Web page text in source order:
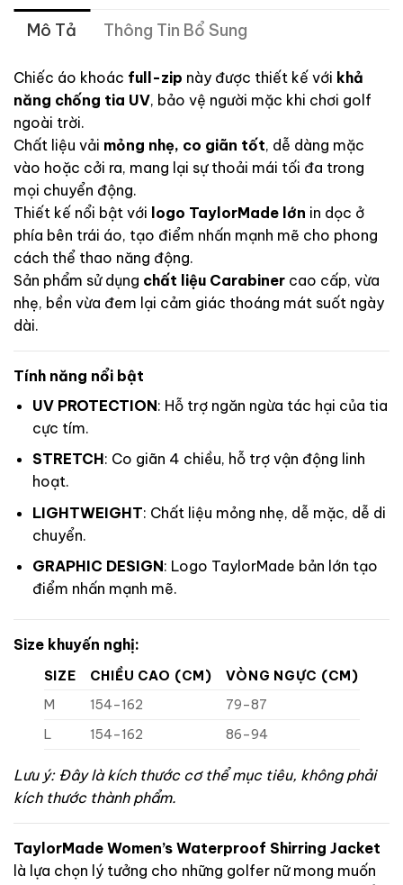
Mô Tả Thông Tin Bổ Sung
Chiếc áo khoác full-zip này được thiết kế với khả
năng chống tia UV, bảo vệ người mặc khi chơi golf
ngoài trời.
Chất liệu vải mỏng nhẹ, co giãn tốt, dễ dàng mặc
vào hoặc cởi ra, mang lại sự thoải mái tối đa trong
mọi chuyển động.
Thiết kế nổi bật với logo TaylorMade lớn in dọc ở
phía bên trái áo, tạo điểm nhấn mạnh mẽ cho phong
cách thể thao năng động.
Sản phẩm sử dụng chất liệu Carabiner cao cấp, vừa
nhẹ, bền vừa đem lại cảm giác thoáng mát suốt ngày
dài.
Tính năng nổi bật
UV PROTECTION: Hỗ trợ ngăn ngừa tác hại của tia
cực tím.
STRETCH: Co giãn 4 chiều, hỗ trợ vận động linh
hoạt.
LIGHTWEIGHT: Chất liệu mỏng nhẹ, dễ mặc, dễ di
chuyển.
GRAPHIC DESIGN: Logo TaylorMade bản lớn tạo
điểm nhấn mạnh mẽ.
Size khuyến nghị:
SIZE CHIỀU CAO (CM)
VÒNG NGỰC (CM)
M
154–162
79–87
L
154–162 86–94
Lưu ý: Đây là kích thước cơ thể mục tiêu, không phải
kích thước thành phẩm.
TaylorMade Women’s Waterproof Shirring Jacket
là lựa chọn lý tưởng cho những golfer nữ mong muốn